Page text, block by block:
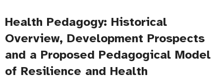
Health Pedagogy: Historical
Overview, Development Prospects
and a Proposed Pedagogical Model
of Resilience and Health